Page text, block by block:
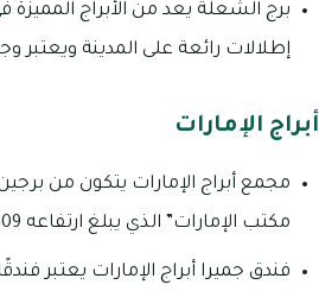
برج الشعلة يعد من الأبراج
إطلالات رائعة على المدينة ويعتبر
أبراج الإمارات
مكتب الإمارات” الذي يبلغ ارتفاعه 309 أمتار ويتميز البرجان بتصميمهما المعماري والهندسي الجميل والفريد.
فندق جميرا أبراج الإمارات يعتبر